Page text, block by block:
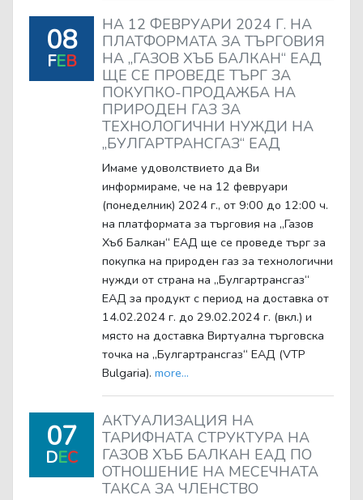
08
FEB
НА 12 ФЕВРУАРИ 2024 Г. НА
ПЛАТФОРМАТА ЗА ТЪРГОВИЯ
НА „ГАЗОВ ХЪБ БАЛКАН“ ЕАД
ЩЕ СЕ ПРОВЕДЕ ТЪРГ ЗА
ПОКУПКО-ПРОДАЖБА НА
ПРИРОДЕН ГАЗ ЗА
ТЕХНОЛОГИЧНИ НУЖДИ НА
„БУЛГАРТРАНСГАЗ“ ЕАД
Имаме удоволствието да Ви
информираме, че на 12 февруари
(понеделник) 2024 г., от 9:00 до 12:00 ч.
на платформата за търговия на „Газов
Хъб Балкан“ ЕАД ще се проведе търг за
покупка на природен газ за технологични
нужди от страна на „Булгартрансгаз“
ЕАД за продукт с период на доставка от
14.02.2024 г. до 29.02.2024 г. (вкл.) и
място на доставка Виртуална търговска
точка на „Булгартрансгаз“ ЕАД (VTP
Bulgaria). more...
07
DEC
АКТУАЛИЗАЦИЯ НА
ТАРИФНАТА СТРУКТУРА НА
ГАЗОВ ХЪБ БАЛКАН ЕАД ПО
ОТНОШЕНИЕ НА МЕСЕЧНАТА
ТАКСА ЗА ЧЛЕНСТВО